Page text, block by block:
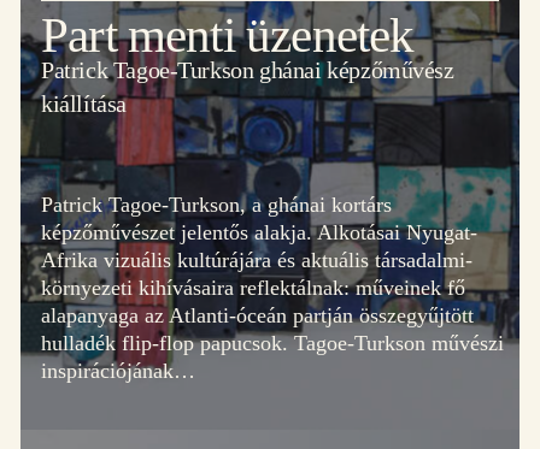
Part menti üzenetek
Patrick Tagoe-Turkson ghánai képzőművész
kiállítása
Patrick Tagoe-Turkson, a ghánai kortárs
képzőművészet jelentős alakja. Alkotásai Nyugat-
Afrika vizuális kultúrájára és aktuális társadalmi-
környezeti kihívásaira reflektálnak: műveinek fő
alapanyaga az Atlanti-óceán partján összegyűjtött
hulladék flip-flop papucsok. Tagoe-Turkson művészi
inspirációjának…